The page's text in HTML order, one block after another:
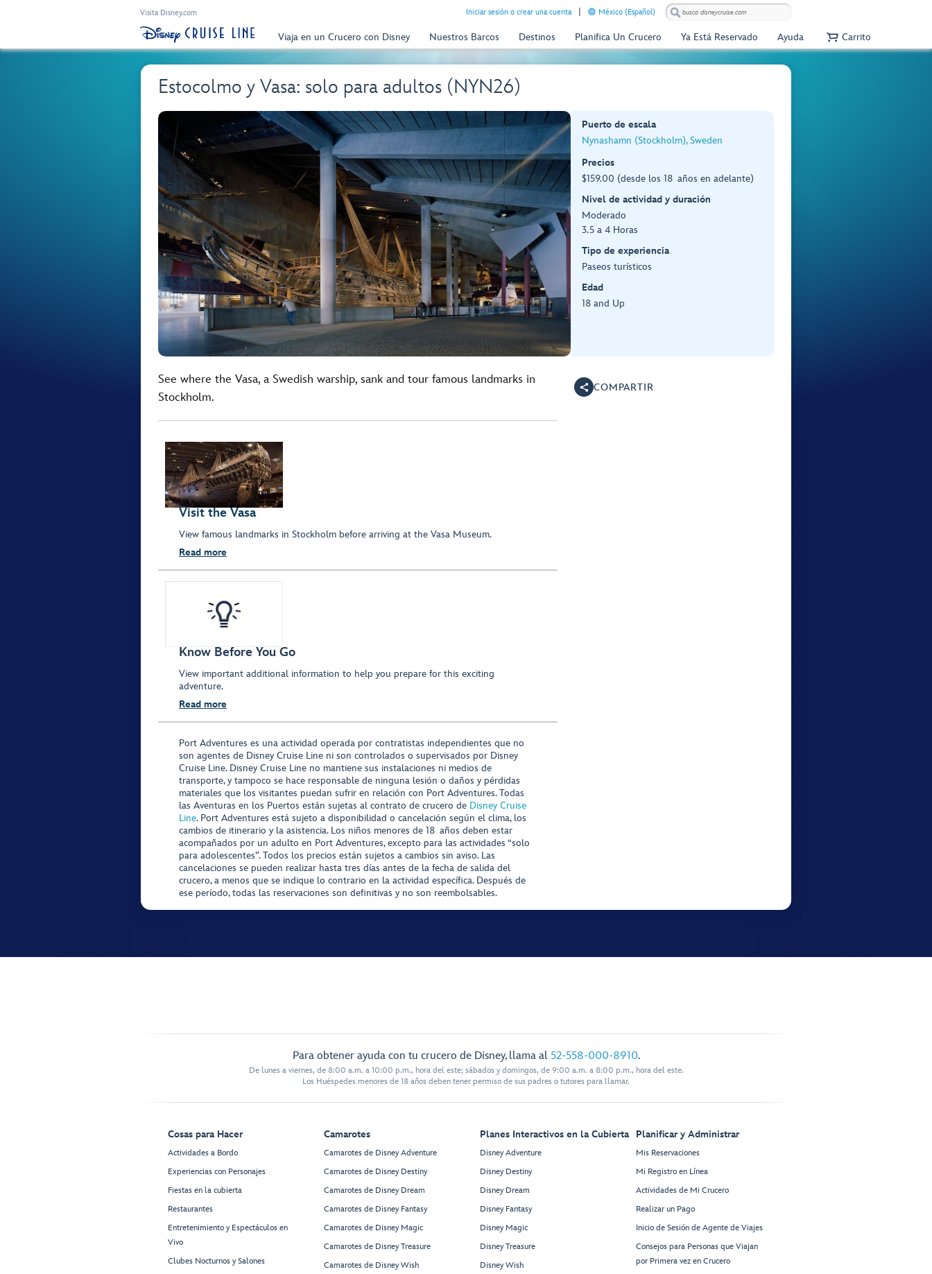
Visita Disney.com Iniciar sesión o crear una cuenta México (Español)
Viaja en un Crucero con Disney Nuestros Barcos Destinos Planifica Un Crucero Ya Está Reservado Ayuda Carrito
Estocolmo y Vasa: solo para adultos (NYN26)
Puerto de escala
Nynashamn (Stockholm), Sweden
Precios
$159.00 (desde los 18 años en adelante)
Nivel de actividad y duración
Moderado
3.5 a 4 Horas
Tipo de experiencia
Paseos turísticos
Edad
18 and Up
See where the Vasa, a Swedish warship, sank and tour famous landmarks in
Stockholm.
Visit the Vasa
View famous landmarks in Stockholm before arriving at the Vasa Museum.
Read more
Know Before You Go
View important additional information to help you prepare for this exciting
adventure.
Read more
Port Adventures es una actividad operada por contratistas independientes que no
son agentes de Disney Cruise Line ni son controlados o supervisados por Disney
Cruise Line. Disney Cruise Line no mantiene sus instalaciones ni medios de
transporte, y tampoco se hace responsable de ninguna lesión o daños y pérdidas
materiales que los visitantes puedan sufrir en relación con Port Adventures. Todas
las Aventuras en los Puertos están sujetas al contrato de crucero de Disney Cruise
Line. Port Adventures está sujeto a disponibilidad o cancelación según el clima, los
cambios de itinerario y la asistencia. Los niños menores de 18 años deben estar
acompañados por un adulto en Port Adventures, excepto para las actividades “solo
para adolescentes”. Todos los precios están sujetos a cambios sin aviso. Las
cancelaciones se pueden realizar hasta tres días antes de la fecha de salida del
crucero, a menos que se indique lo contrario en la actividad específica. Después de
ese período, todas las reservaciones son definitivas y no son reembolsables.
COMPARTIR
Para obtener ayuda con tu crucero de Disney, llama al 52-558-000-8910.
De lunes a viernes, de 8:00 a.m. a 10:00 p.m., hora del este; sábados y domingos, de 9:00 a.m. a 8:00 p.m., hora del este.
Los Huéspedes menores de 18 años deben tener permiso de sus padres o tutores para llamar.
Cosas para Hacer
Actividades a Bordo
Experiencias con Personajes
Fiestas en la cubierta
Restaurantes
Entretenimiento y Espectáculos en
Vivo
Clubes Nocturnos y Salones
Camarotes
Camarotes de Disney Adventure
Camarotes de Disney Destiny
Camarotes de Disney Dream
Camarotes de Disney Fantasy
Camarotes de Disney Magic
Camarotes de Disney Treasure
Camarotes de Disney Wish
Planes Interactivos en la Cubierta
Disney Adventure
Disney Destiny
Disney Dream
Disney Fantasy
Disney Magic
Disney Treasure
Disney Wish
Planificar y Administrar
Mis Reservaciones
Mi Registro en Línea
Actividades de Mi Crucero
Realizar un Pago
Inicio de Sesión de Agente de Viajes
Consejos para Personas que Viajan
por Primera vez en Crucero